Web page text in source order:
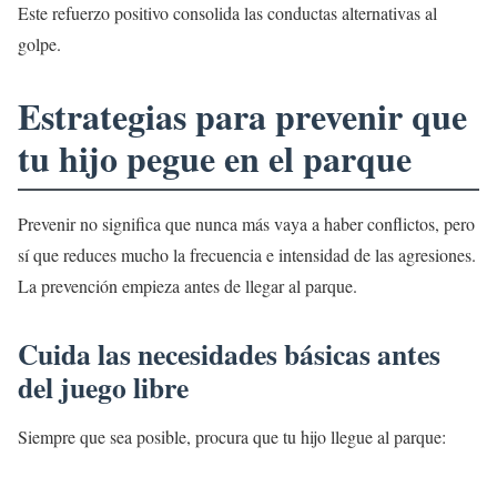
Este refuerzo positivo consolida las conductas alternativas al
golpe.
Estrategias para prevenir que
tu hijo pegue en el parque
Prevenir no significa que nunca más vaya a haber conflictos, pero
sí que reduces mucho la frecuencia e intensidad de las agresiones.
La prevención empieza antes de llegar al parque.
Cuida las necesidades básicas antes
del juego libre
Siempre que sea posible, procura que tu hijo llegue al parque: